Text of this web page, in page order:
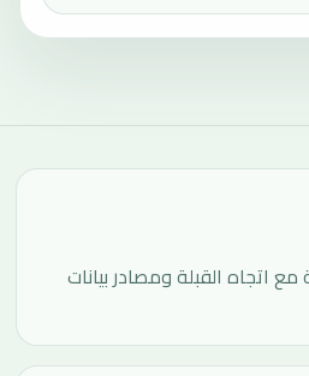
اتجاه القبلة ومصادر بيانات